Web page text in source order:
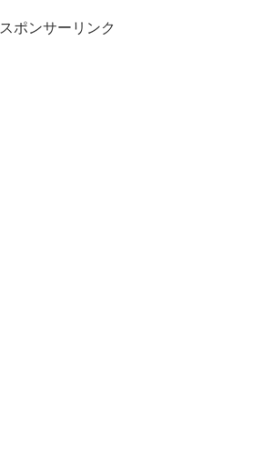
スポンサーリンク